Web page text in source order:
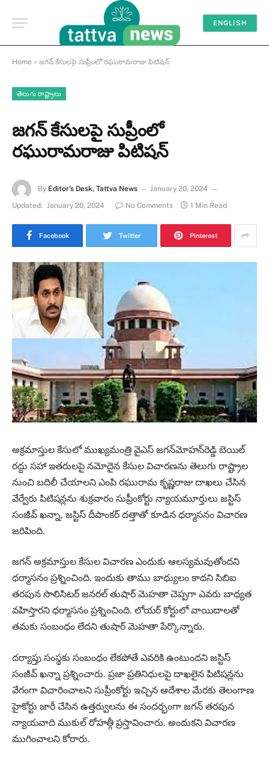
ENGLISH
Home » జగన్ కేసులపై సుప్రీంలో రఘురామరాజు పిటిషన్
తెలుగు రాష్ట్రాలు
జగన్ కేసులపై సుప్రీంలో
రఘురామరాజు పిటిషన్
By Editor's Desk, Tattva News
January 20, 2024
Updated: January 20, 2024 No Comments 1 Min Read
Facebook Twitter Pinterest
అక్రమాస్తుల కేసులో ముఖ్యమంత్రి వైఎస్‌ జగన్‌మోహన్‌రెడ్డి బెయిల్‌
రద్దు సహా ఇతరులపై నమోదైన కేసుల విచారణను తెలుగు రాష్ట్రాల
నుంచి బదిలీ చేయాలని ఎంపి రఘురామ కృష్ణరాజు దాఖలు చేసిన
వేర్వేరు పిటిషన్లను శుక్రవారం సుప్రీంకోర్టు న్యాయమూర్తులు జస్టిస్‌
సంజీవ్‌ ఖన్నా, జస్టిస్‌ దీపాంకర్‌ దత్తాతో కూడిన ధర్మాసనం విచారణ
జరిపింది.
జగన్‌ అక్రమాస్తుల కేసుల విచారణ ఎందుకు ఆలస్యమవుతోందని
ధర్మాసనం ప్రశ్నించింది. ఇందుకు తాము బాధ్యులం కాదని సిబిఐ
తరపున సొలిసిటర్‌ జనరల్‌ తుషార్‌ మెహతా చెప్పగా ఎవరు బాధ్యత
వహిస్తారని ధర్మాసనం ప్రశ్నించింది. లోయర్‌ కోర్టులో వాయిదాలతో
తమకు సంబంధం లేదని తుషార్‌ మెహతా పేర్కొన్నారు.
దర్యాప్తు సంస్థకు సంబంధం లేకపోతే ఎవరికి ఉంటుందని జస్టిస్‌
సంజీవ్‌ ఖన్నా ప్రశ్నించారు. ప్రజా ప్రతినిధులపై దాఖలైన పిటిషన్లను
వేగంగా విచారించాలని సుప్రీంకోర్టు ఇచ్చిన ఆదేశాల మేరకు తెలంగాణ
హైకోర్టు జారీ చేసిన ఉత్తర్వులను ఈ సందర్భంగా జగన్‌ తరపున
న్యాయవాది ముకుల్‌ రోహత్గీ ప్రస్తావించారు. అందుకని విచారణ
ముగించాలని కోరారు.